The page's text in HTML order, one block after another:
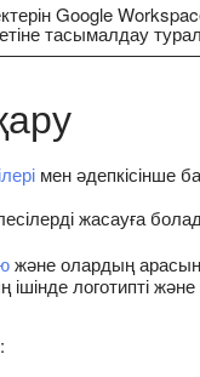
Google
тасымалдау
мен әдепкісінше
жасауға
және олардың
ішінде логотипті